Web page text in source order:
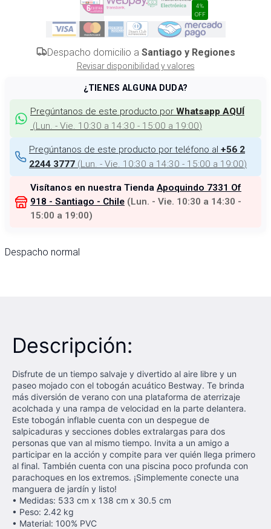
4%
OFF
Despacho domicilio a Santiago y Regiones
Revisar disponibilidad y valores
¿TIENES ALGUNA DUDA?
Pregúntanos de este producto por Whatsapp AQUÍ
(Lun. - Vie. 10:30 a 14:30 - 15:00 a 19:00)
Pregúntanos de este producto por teléfono al +56 2
2244 3777 (Lun. - Vie. 10:30 a 14:30 - 15:00 a 19:00)
Visítanos en nuestra Tienda Apoquindo 7331 Of
918 - Santiago - Chile (Lun. - Vie. 10:30 a 14:30 -
15:00 a 19:00)
Despacho normal
Descripción:
Disfrute de un tiempo salvaje y divertido al aire libre y un
paseo mojado con el tobogán acuático Bestway. Te brinda
más diversión de verano con una plataforma de aterrizaje
acolchada y una rampa de velocidad en la parte delantera.
Este tobogán inflable cuenta con un despegue de
salpicaduras y secciones dobles extralargas para dos
personas que van al mismo tiempo. Invita a un amigo a
participar en la acción y compite para ver quién llega primero
al final. También cuenta con una piscina poco profunda con
parachoques en los extremos. ¡Simplemente conecte una
manguera de jardín y listo!
• Medidas: 533 cm x 138 cm x 30.5 cm
• Peso: 2.42 kg
• Material: 100% PVC